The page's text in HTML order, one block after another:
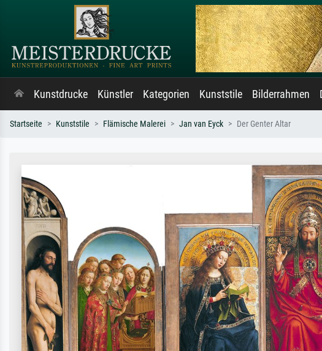
Kunstdrucke Künstler Kategorien Kunststile Bilderrahmen
Startseite Kunststile Flämische Malerei Jan van Eyck Der Genter Altar